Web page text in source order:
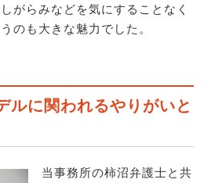
がらみなどを気にすることなく
のも大きな魅力でした。
ルに関われるやりがいと
当事務所の柿沼弁護士と共